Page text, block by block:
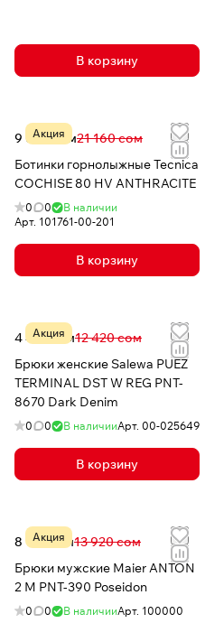
В корзину
Акция
9 068 сом21 160 сом
Ботинки горнолыжные Tecnica
COCHISE 80 HV ANTHRACITE
0 0
В наличии
Арт. 101761-00-201
В корзину
Акция
4 477 сом12 420 сом
Брюки женские Salewa PUEZ
TERMINAL DST W REG PNT-
8670 Dark Denim
0 0 В наличииАрт. 00-025649
В корзину
Акция
8 163 сом13 920 сом
Брюки мужские Maier ANTON
2 M PNT-390 Poseidon
0 0 В наличииАрт. 100000